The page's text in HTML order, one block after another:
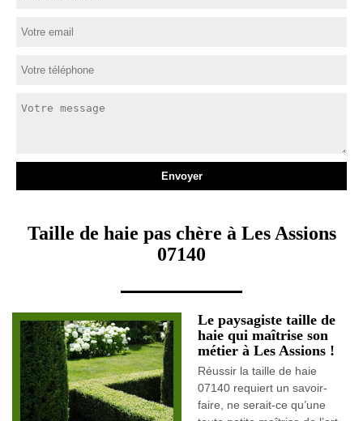
Taille de haie pas chère à Les Assions
07140
Le paysagiste taille de
haie qui maîtrise son
métier à Les Assions !
Réussir la taille de haie
07140 requiert un savoir-
faire, ne serait-ce qu’une